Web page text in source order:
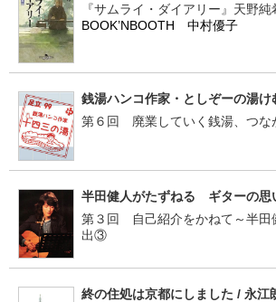
『サムライ・ダイアリー』天野純
BOOK’NBOOTH 中村優子
銭湯ハンコ作家・としぞーの湯け
第６回 廃業していく銭湯、つな
半田健人がたずねる ギターの思
第３回 自己紹介をかねて～半田
出③
終の住処は京都にしました / 永江